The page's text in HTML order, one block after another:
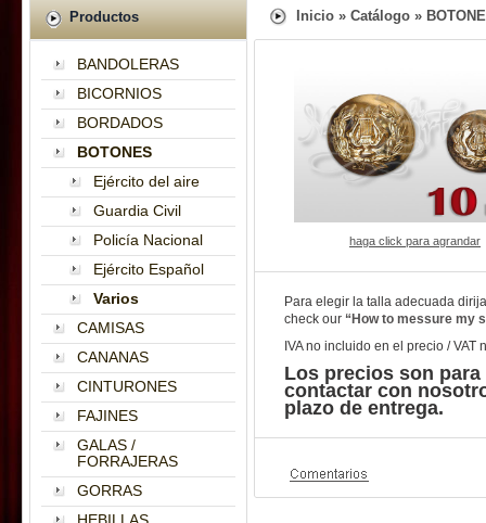
Productos
BANDOLERAS
BICORNIOS
BORDADOS
BOTONES
Ejército del aire
Guardia Civil
Policía Nacional
Ejército Español
Varios
CAMISAS
CANANAS
CINTURONES
FAJINES
GALAS /
FORRAJERAS
GORRAS
Inicio » Catálogo »
haga click para agrandar
Para elegir la talla adecuada
check our “How to messure my
IVA no incluido en el precio / VAT
Los precios son
contactar con
plazo de entrega.